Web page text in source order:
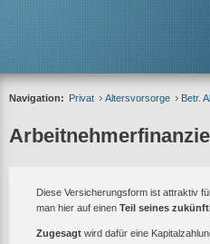
Navigation: Privat Altersvorsorge Betr.
Diese Versicherungsform ist attraktiv
man hier auf einen Teil seines
Zugesagt wird dafür eine